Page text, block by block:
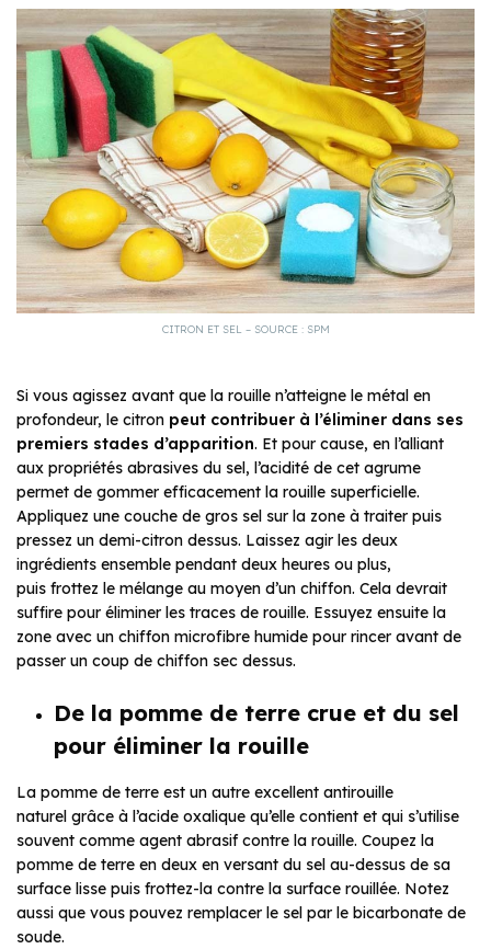
CITRON ET SEL – SOURCE : SPM
Si vous agissez avant que la rouille n’atteigne le métal en
profondeur, le citron peut contribuer à l’éliminer dans ses
premiers stades d’apparition. Et pour cause, en l’alliant
aux propriétés abrasives du sel, l’acidité de cet agrume
permet de gommer efficacement la rouille superficielle.
Appliquez une couche de gros sel sur la zone à traiter puis
pressez un demi-citron dessus. Laissez agir les deux
ingrédients ensemble pendant deux heures ou plus,
puis frottez le mélange au moyen d’un chiffon. Cela devrait
suffire pour éliminer les traces de rouille. Essuyez ensuite la
zone avec un chiffon microfibre humide pour rincer avant de
passer un coup de chiffon sec dessus.
De la pomme de terre crue et du sel
pour éliminer la rouille
La pomme de terre est un autre excellent antirouille
naturel grâce à l’acide oxalique qu’elle contient et qui s’utilise
souvent comme agent abrasif contre la rouille. Coupez la
pomme de terre en deux en versant du sel au-dessus de sa
surface lisse puis frottez-la contre la surface rouillée. Notez
aussi que vous pouvez remplacer le sel par le bicarbonate de
soude.